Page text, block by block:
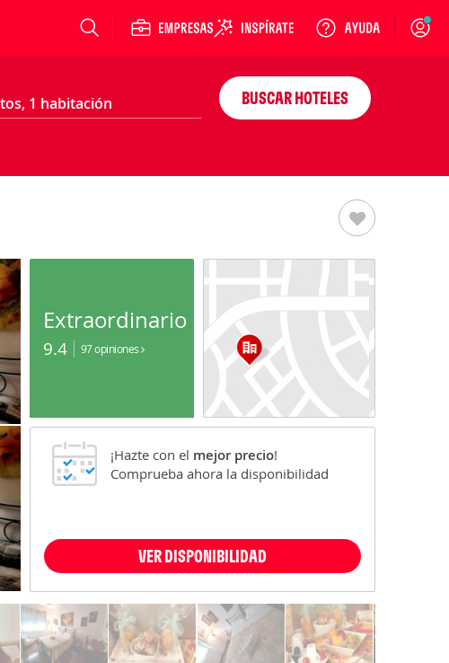
Login
BUSCAR HOTELES
Extraordinario
9.4 97 opiniones
¡Hazte con el mejor precio!
Comprueba ahora la disponibilidad
VER DISPONIBILIDAD